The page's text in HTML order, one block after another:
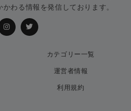
わる情報を発信しております。
カテゴリー一覧
運営者情報
利用規約